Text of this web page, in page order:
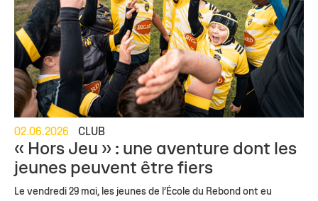
02.06.2026 CLUB
« Hors Jeu » : une aventure dont les
jeunes peuvent être fiers
Le vendredi 29 mai, les jeunes de l’École du Rebond ont eu